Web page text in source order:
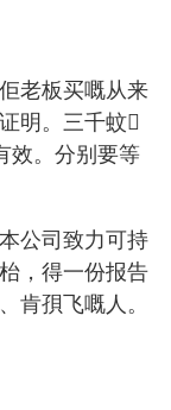
老板买嘅从来
明。三千蚊𠮶
效。分别要等
公司致力可持
，得一份报告
肯孭飞嘅人。